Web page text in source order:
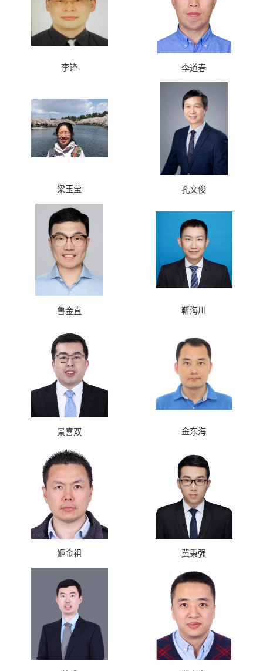
李锋 李道春
梁玉莹 孔文俊
鲁金直 靳海川
景喜双 金东海
姬金祖 冀秉强